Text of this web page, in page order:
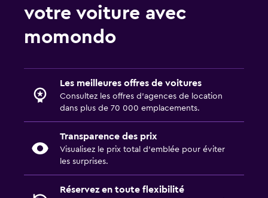
votre voiture avec
momondo
Les meilleures offres de voitures
Consultez les offres d’agences de location
dans plus de 70 000 emplacements.
Transparence des prix
Visualisez le prix total d’emblée pour éviter
les surprises.
Réservez en toute flexibilité